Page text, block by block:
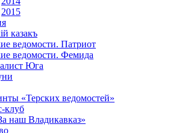
2015
казакъ
ведомости. Патриот
ведомости. Фемида
Юга
«Терских ведомостей»
клуб
наш Владикавказ»